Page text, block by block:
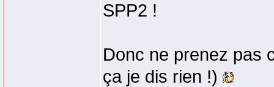
SPP2 !
Donc ne prenez pas
ça je dis rien !)